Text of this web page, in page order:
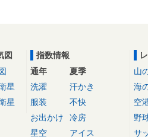
図
星
星
指数情報
通年
洗濯
服装
お出かけ
星空
夏季
汗かき
不快
冷房
アイス
山
海
空
野
サ